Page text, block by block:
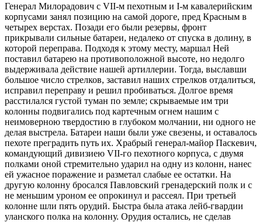
Генерал Милорадович с VII-м пехотным и I-м кавалерийским
корпусами занял позицию на самой дороге, пред Красным в
четырех верстах. Позади его были резервы, фронт
прикрывали сильные батареи, недалеко от спуска в долину, в
которой переправа. Подходя к этому месту, маршал Ней
поставил батарею на противоположной высоте, но недолго
выдерживала действие нашей артиллерии. Тогда, выславши
большое число стрелков, заставил наших стрелков отдалиться,
исправил переправу и решил пробиваться. Долгое время
расстилался густой туман по земле; скрываемые им три
колонны подвигались под картечным огнем нашим с
неимоверною твердостию в глубоком молчании, ни одного не
делая выстрела. Батареи наши были уже свезены, и оставалось
пехоте преградить путь их. Храбрый генерал-майор Паскевич,
командующий дивизиею VII-го пехотного корпуса, с двумя
полками оной стремительно ударил на одну из колонн, нанес
ей ужасное поражение и разметал слабые ее остатки. На
другую колонну бросался Павловский гренадерский полк и с
не меньшим уроном ее опрокинул и рассеял. При третьей
колонне шли пять орудий. Быстра была атака лейб-гвардии
уланского полка на колонну. Орудия остались, не сделав